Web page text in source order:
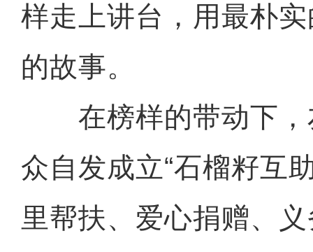
样走上讲台，用最朴
的故事。
在榜样的带动下，
众自发成立“石榴籽互
里帮扶、爱心捐赠、